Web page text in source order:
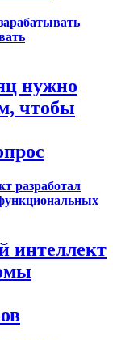
нужно
чтобы
интеллект